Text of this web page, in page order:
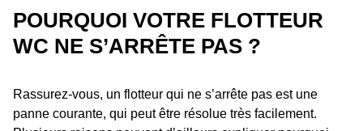
POURQUOI VOTRE FLOTTEUR
WC NE S’ARRÊTE PAS ?
Rassurez-vous, un flotteur qui ne s’arrête pas est une
panne courante, qui peut être résolue très facilement.